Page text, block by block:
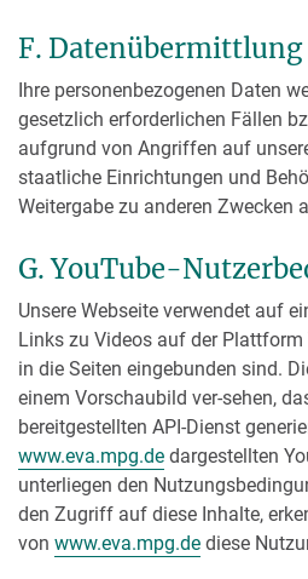
F. Datenübermittlung
Ihre personenbezogenen Daten
gesetzlich erforderlichen Fällen
aufgrund von Angriffen auf
staatliche Einrichtungen und
Weitergabe zu anderen Zwecken
G. YouTube-
Unsere Webseite verwendet auf
Links zu Videos auf der
in die Seiten eingebunden sind.
einem Vorschaubild ver-sehen,
bereitgestellten API-Dienst
www.eva.mpg.de dargestellten
unterliegen den
den Zugriff auf diese Inhalte,
von www.eva.mpg.de diese